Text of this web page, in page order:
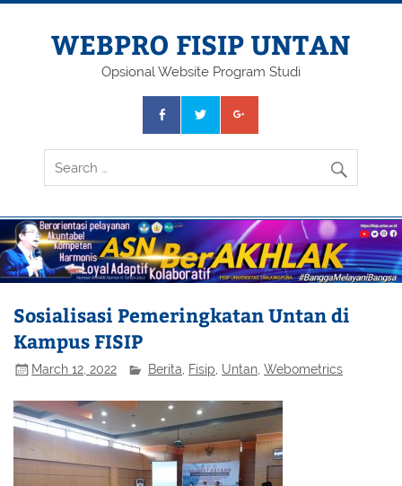
Skip
WEBPRO FISIP UNTAN
Opsional Website Program Studi
Sosialisasi Pemeringkatan Untan di
Kampus FISIP
March 12, 2022 Berita Fisip Untan ,Webometrics